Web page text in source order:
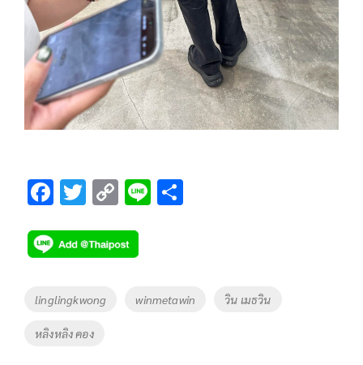
F
e
b
o
o
k
T
tt
er
C
p
y
Li
Li
Tags
linglingkwong winmetawin วิน เมธวิน
หลิงหลิง คอง